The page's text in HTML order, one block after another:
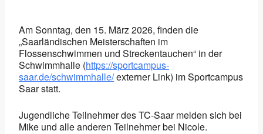
Am Sonntag, den 15. März 2026, finden die
„Saarländischen Meisterschaften im
Flossenschwimmen und Streckentauchen“ in der
Schwimmhalle (https://sportcampus-
saar.de/schwimmhalle/externer Link) im Sportcampus
Saar statt.
Jugendliche Teilnehmer des TC-Saar melden sich bei
Mike und alle anderen Teilnehmer bei Nicole.